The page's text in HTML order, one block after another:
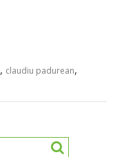
, claudiu padurean,